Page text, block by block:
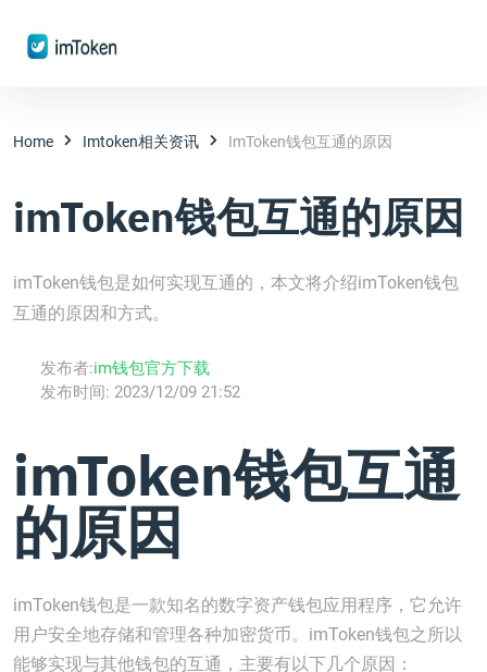
Home Imtoken相关资讯 ImToken钱包互通的原因
imToken钱包互通的原因
imToken钱包是如何实现互通的，本文将介绍imToken钱包
互通的原因和方式。
发布者:im钱包官方下载
发布时间: 2023/12/09 21:52
imToken钱包互通
的原因
imToken钱包是一款知名的数字资产钱包应用程序，它允许
用户安全地存储和管理各种加密货币。imToken钱包之所以
能够实现与其他钱包的互通，主要有以下几个原因：